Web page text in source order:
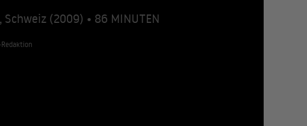
(2009) • 86 MINUTEN